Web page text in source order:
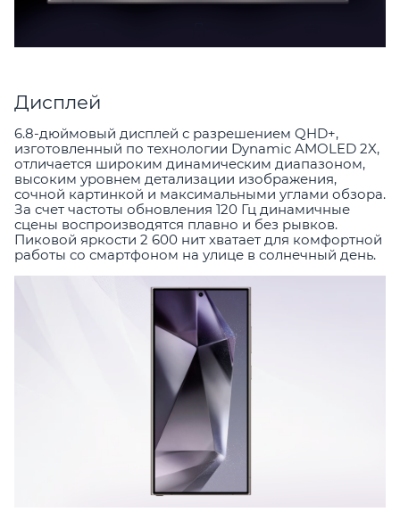
Дисплей
6.8-дюймовый дисплей с разрешением QHD+,
изготовленный по технологии Dynamic AMOLED 2X,
отличается широким динамическим диапазоном,
высоким уровнем детализации изображения,
сочной картинкой и максимальными углами обзора.
За счет частоты обновления 120 Гц динамичные
сцены воспроизводятся плавно и без рывков.
Пиковой яркости 2 600 нит хватает для комфортной
работы со смартфоном на улице в солнечный день.